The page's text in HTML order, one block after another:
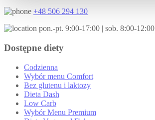
+48 506 294 130
pon.-pt. 9:00-17:00 | sob. 8:00-12:00
Dostępne diety
Codzienna
Wybór menu Comfort
Bez glutenu i laktozy
Dieta Dash
Low Carb
Wybór Menu Premium